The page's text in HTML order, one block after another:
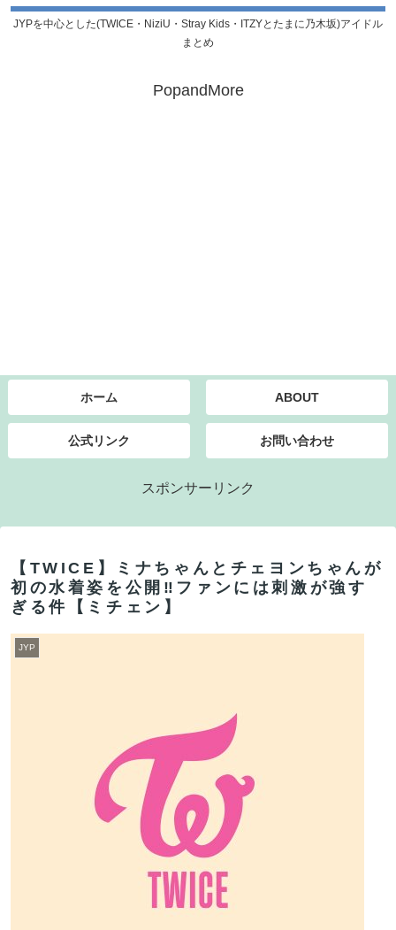
JYPを中心とした(TWICE・NiziU・Stray Kids・ITZYとたまに乃木坂)アイドル
まとめ
PopandMore
ホーム ABOUT
公式リンク お問い合わせ
スポンサーリンク
【TWICE】ミナちゃんとチェヨンちゃんが
初の水着姿を公開‼ファンには刺激が強す
ぎる件【ミチェン】
JYP